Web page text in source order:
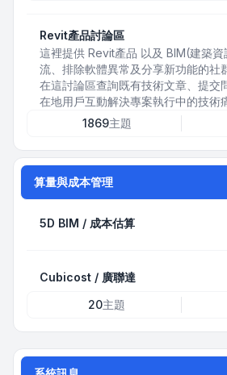
Revit產品討論區
這裡提供 Revit產品 以及 BIM(建築資
流、排除軟體異常及分享新功能的社
在這討論區查詢既有技術文章、提交
在地用戶互動解決專案執行中的技術
1869主題
算量與成本管理
5D BIM / 成本估算
Cubicost / 廣聯達
20主題